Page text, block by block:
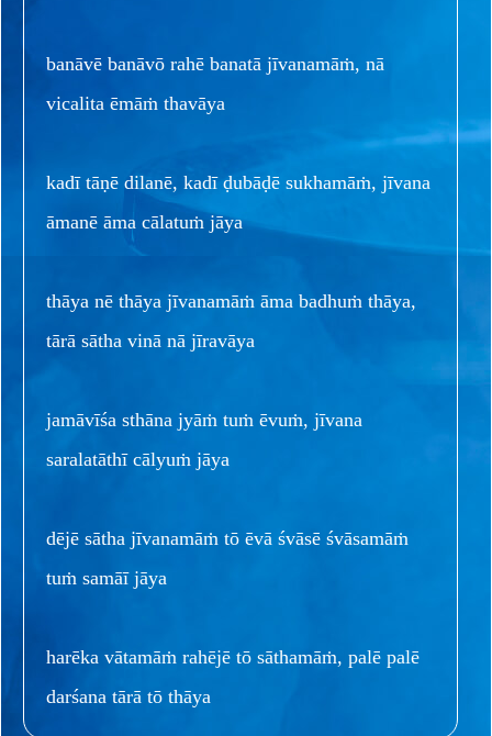
banāvē banāvō rahē banatā jīvanamāṁ, nā
vicalita ēmāṁ thavāya
kadī tāṇē dilanē, kadī ḍubāḍē sukhamāṁ, jīvana
āmanē āma cālatuṁ jāya
thāya nē thāya jīvanamāṁ āma badhuṁ thāya,
tārā sātha vinā nā jīravāya
jamāvīśa sthāna jyāṁ tuṁ ēvuṁ, jīvana
saralatāthī cālyuṁ jāya
dējē sātha jīvanamāṁ tō ēvā śvāsē śvāsamāṁ
tuṁ samāī jāya
harēka vātamāṁ rahējē tō sāthamāṁ, palē palē
darśana tārā tō thāya